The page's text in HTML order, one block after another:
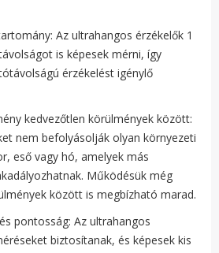
Az ultrahangos érzékelők 1
is képesek mérni, így
érzékelést igénylő
kedvezőtlen körülmények között:
nem befolyásolják olyan környezeti
eső vagy hó, amelyek más
Működésük még
között is megbízható marad.
pontosság: Az ultrahangos
biztosítanak, és képesek kis